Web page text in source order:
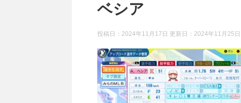
ベシア
投稿日：2024年11月17日 更新日： 2024年11月25日